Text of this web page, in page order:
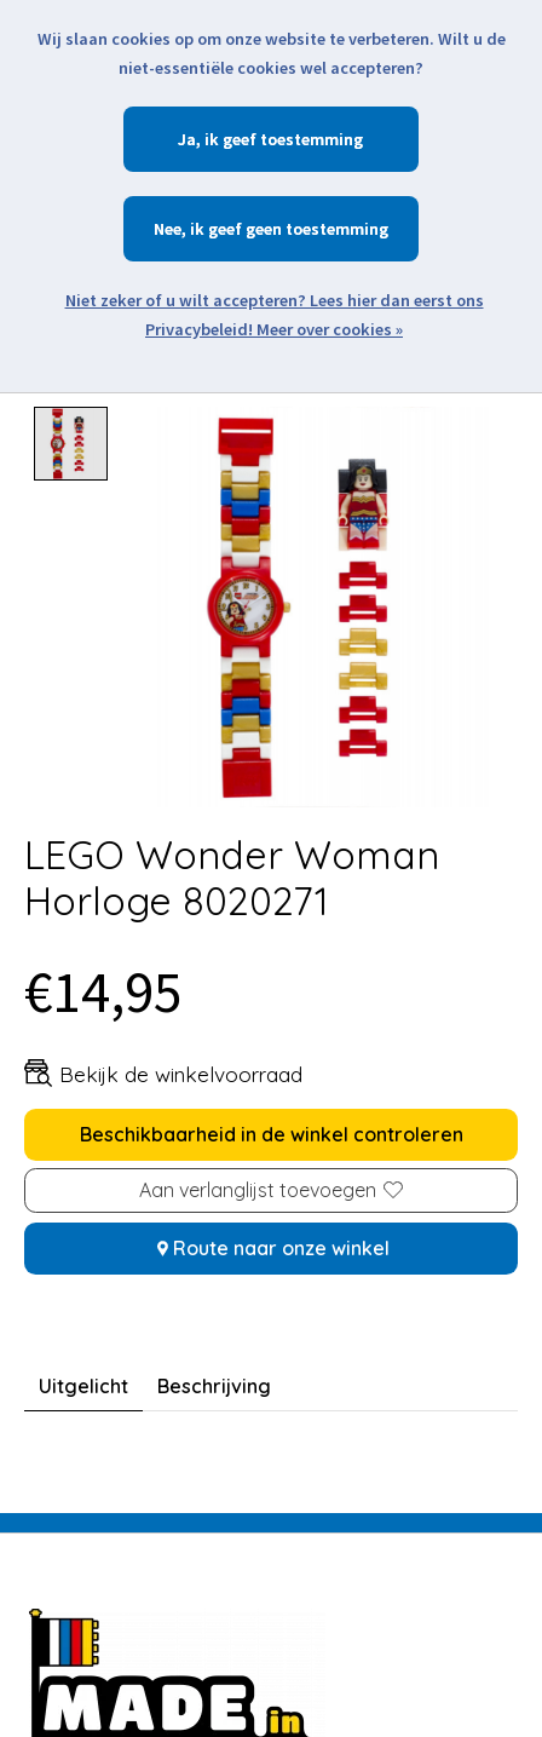
Klik voor actuele verzendinformatie...
Verlanglijst
Zoeken
Open webshop menu
Product image slideshow Items
LEGO Wonder Woman
Horloge 8020271
€14,95
Bekijk de winkelvoorraad
Beschikbaarheid in de winkel controleren
Aan verlanglijst toevoegen
Route naar onze winkel
Uitgelicht Beschrijving
Wij slaan cookies op om onze website te verbeteren. Wilt u de
niet-essentiële cookies wel accepteren?
Ja
Nee
Meer over cookies »